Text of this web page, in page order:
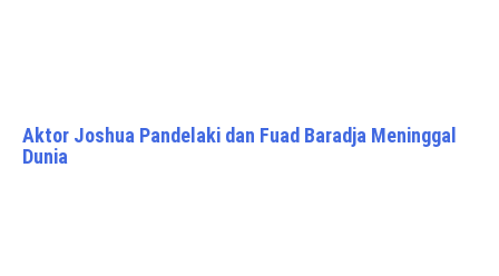
Aktor Joshua Pandelaki dan Fuad Baradja Meninggal
Dunia